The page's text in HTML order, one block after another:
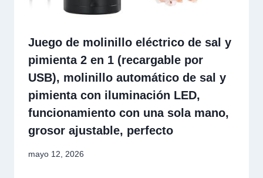
Juego de molinillo eléctrico de sal y
pimienta 2 en 1 (recargable por
USB), molinillo automático de sal y
pimienta con iluminación LED,
funcionamiento con una sola mano,
grosor ajustable, perfecto
mayo 12, 2026